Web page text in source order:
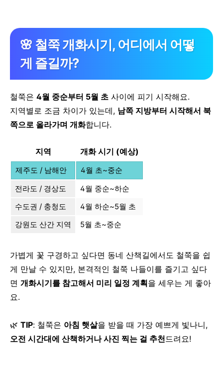
🌸 철쭉 개화시기, 어디에서 어떻
게 즐길까?
철쭉은 4월 중순부터 5월 초 사이에 피기 시작해요.
지역별로 조금 차이가 있는데, 남쪽 지방부터 시작해서 북
쪽으로 올라가며 개화합니다.
지역 개화 시기 (예상)
제주도 / 남해안
4월 초~중순
전라도 / 경상도
4월 중순~하순
수도권 / 충청도
4월 하순~5월 초
강원도 산간 지역
5월 초~중순
가볍게 꽃 구경하고 싶다면 동네 산책길에서도 철쭉을 쉽
게 만날 수 있지만, 본격적인 철쭉 나들이를 즐기고 싶다
면 개화시기를 참고해서 미리 일정 계획을 세우는 게 좋아
요.
🌿 TIP: 철쭉은 아침 햇살을 받을 때 가장 예쁘게 빛나니,
오전 시간대에 산책하거나 사진 찍는 걸 추천드려요!